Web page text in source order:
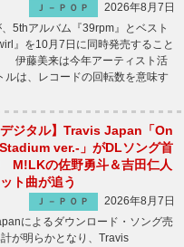
Ｊ－ＰＯＰ
2026年8月7日
5thアルバム『39rpm』とベスト
』を10月7日に同時発売すること
伊藤美来は今年アーティスト活
は、レコードの回転数を意味す
デジタル】Travis Japan「On
ver.-」がDLソング首
M!LKの佐野勇斗＆吉田仁人
ト曲が追う
Ｊ－ＰＯＰ
2026年8月7日
によるダウンロード・ソング売
が明らかとなり、Travis